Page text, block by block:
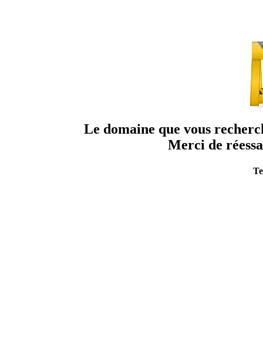
Le domaine que vous
Merci de